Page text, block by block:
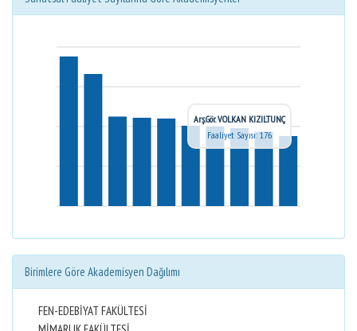
Arş.Gör. VOLKAN KIZILTUNÇ
Faaliyet Sayısı: 176
Birimlere Göre Akademisyen Dağılımı
FEN-EDEBİYAT FAKÜLTESİ